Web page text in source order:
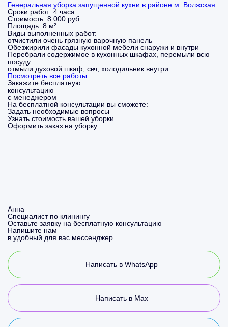
Генеральная уборка запущенной кухни в районе м. Волжская
Сроки работ: 4 часа
Стоимость: 8.000 руб
Площадь: 8 м²
Виды выполненных работ:
отчистили очень грязную варочную панель
Обезжирили фасады кухонной мебели снаружи и внутри
Перебрали содержимое в кухонных шкафах, перемыли всю
посуду
отмыли духовой шкаф, свч, холодильник внутри
Посмотреть все работы
Закажите бесплатную
консультацию
с менеджером
На бесплатной консультации вы сможете:
Задать необходимые вопросы
Узнать стоимость вашей уборки
Оформить заказ на уборку
Анна
Специалист по клинингу
Оставьте заявку на бесплатную консультацию
Напишите нам
в удобный для вас мессенджер
Написать в WhatsApp
Написать в Max